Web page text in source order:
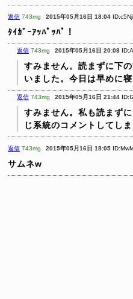
返信 743mg 2015年05月16日 18:04
ﾀｲｶﾞｰｱｯﾊﾟｯﾊﾟ！
返信 743mg 2015年05月16日 20:08
すみません。読まずに下
いました。今日は早めに寝
返信 743mg 2015年05月16日 21:44
すみません。私も読まず
じ系統のコメントしてしま
返信 743mg 2015年05月16日 18:05
サムネw